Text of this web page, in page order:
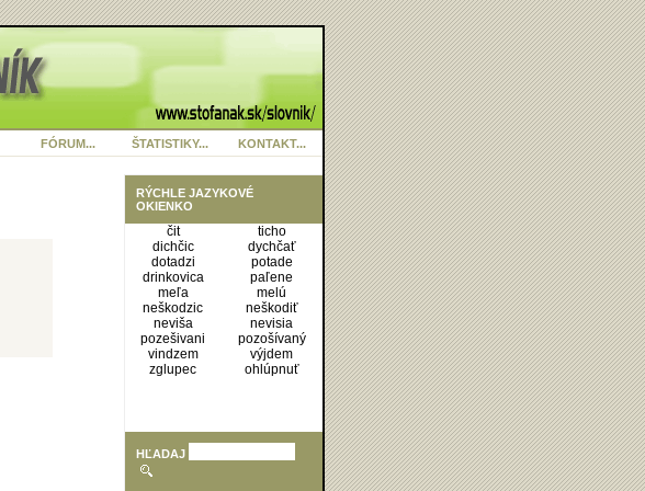
FÓRUM... ŠTATISTIKY... KONTAKT...
RÝCHLE JAZYKOVÉ
OKIENKO
čit
ticho
dichčic
dychčať
dotadzi
potade
drinkovica
paľene
meľa
melú
neškodzic
neškodiť
neviša
nevisia
pozešivani
pozošívaný
vindzem
výjdem
zglupec
ohlúpnuť
HĽADAJ